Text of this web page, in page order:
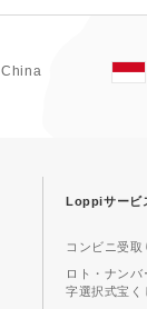
China
Loppiサービ
コンビニ受取
ロト・ナン
字選択式宝く